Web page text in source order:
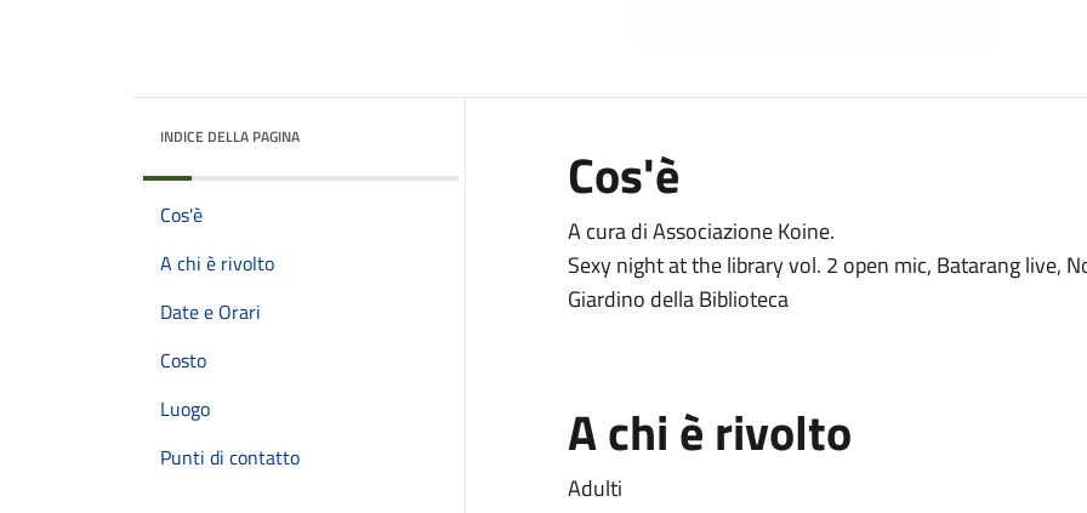
INDICE DELLA PAGINA
Cos'è
A chi è rivolto
Date e Orari
Costo
Luogo
Punti di contatto
Cos'è
A cura di Associazione Koine.
Sexy night at the library vol. 2 open mic, Batarang live,
Giardino della Biblioteca
A chi è rivolto
Adulti